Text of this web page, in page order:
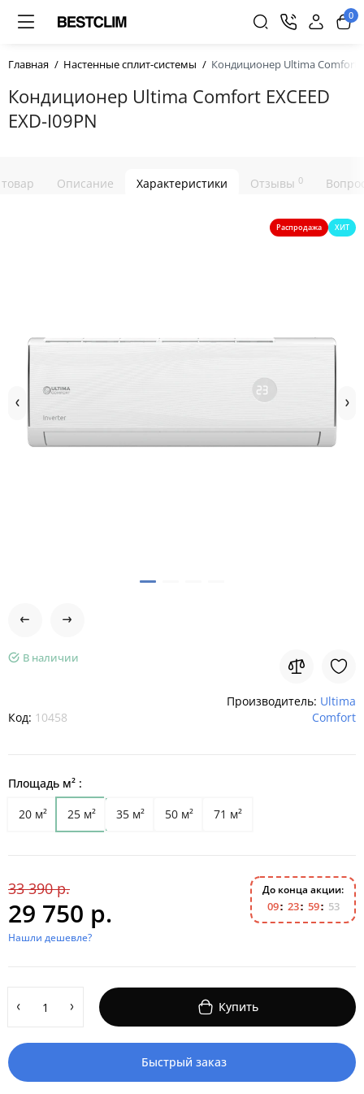
0
Главная Настенные сплит-системы Кондиционер Ultima Comfort
Кондиционер Ultima Comfort EXCEED
EXD-I09PN
Описание Характеристики Отзывы 0
Распродажа ХИТ
В наличии
Код: 10458
Производитель: Ultima
Comfort
Площадь м² :
20 м²
25 м² 35 м² 50 м² 71 м²
33 390 р.
29 750 р.
До конца акции:
09 23 59 52
Нашли дешевле?
Купить
Быстрый заказ